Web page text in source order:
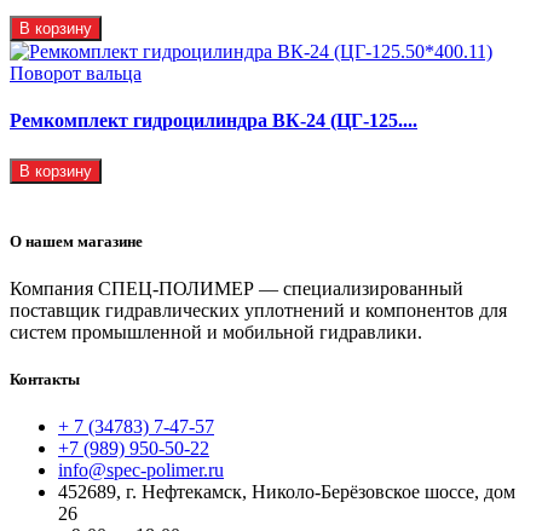
В корзину
Ремкомплект гидроцилиндра ВК-24 (ЦГ-125....
В корзину
О нашем магазине
Компания СПЕЦ-ПОЛИМЕР — специализированный
поставщик гидравлических уплотнений и компонентов для
систем промышленной и мобильной гидравлики.
Контакты
+ 7 (34783) 7-47-57
+7 (989) 950-50-22
info@spec-polimer.ru
452689, г. Нефтекамск, Николо-Берёзовское шоссе, дом
26